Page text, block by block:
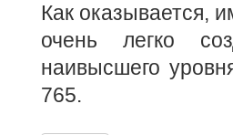
Как оказывается,
очень легко
наивысшего
765.